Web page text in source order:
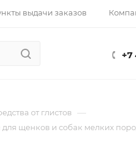
выдачи заказов
+7
от глистов —
щенков и собак мелких